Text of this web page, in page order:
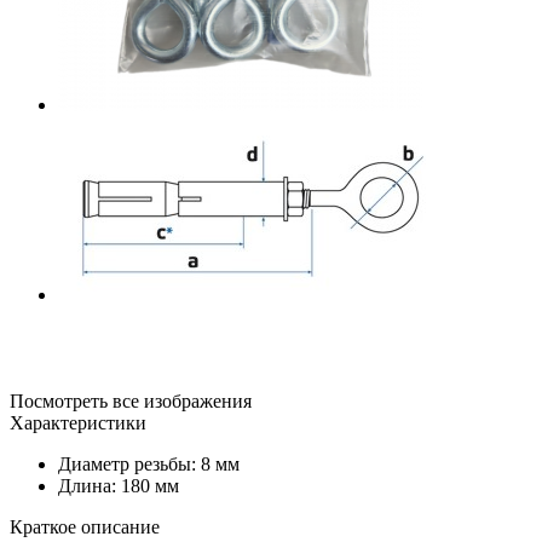
Посмотреть все изображения
Характеристики
Диаметр резьбы: 8 мм
Длина: 180 мм
Краткое описание